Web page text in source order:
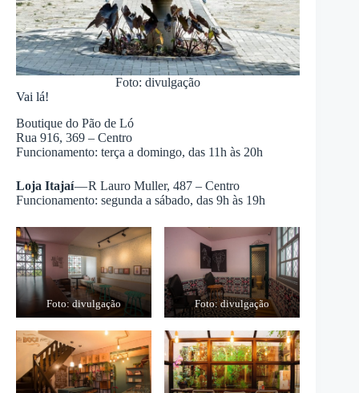
Foto: divulgação
Vai lá!
Boutique do Pão de Ló
Rua 916, 369 – Centro
Funcionamento: terça a domingo, das 11h às 20h
Loja Itajaí— R Lauro Muller, 487 – Centro
Funcionamento: segunda a sábado, das 9h às 19h
Foto: divulgação Foto: divulgação